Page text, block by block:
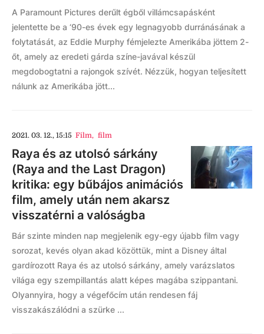
A Paramount Pictures derűlt égből villámcsapásként
jelentette be a ‘90-es évek egy legnagyobb durránásának a
folytatását, az Eddie Murphy fémjelezte Amerikába jöttem 2-
őt, amely az eredeti gárda színe-javával készül
megdobogtatni a rajongok szívét. Nézzük, hogyan teljesített
nálunk az Amerikába jött...
2021. 03. 12., 15:15 Film, film
Raya és az utolsó sárkány
(Raya and the Last Dragon)
kritika: egy bűbájos animációs
film, amely után nem akarsz
visszatérni a valóságba
Bár szinte minden nap megjelenik egy-egy újabb film vagy
sorozat, kevés olyan akad közöttük, mint a Disney által
gardírozott Raya és az utolsó sárkány, amely varázslatos
világa egy szempillantás alatt képes magába szippantani.
Olyannyira, hogy a végefőcím után rendesen fáj
visszakászálódni a szürke ...